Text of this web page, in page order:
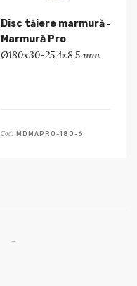
Disc tăiere marmură ‑
Marmură Pro
Ø180x30-25,4x8,5 mm
Cod: MDMAPRO-180-6
→